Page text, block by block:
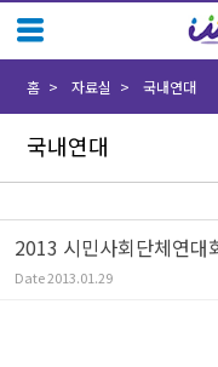
국내연대
홈 자료실 국내연대
2013 시민사회단체연대
Date2013.01.29